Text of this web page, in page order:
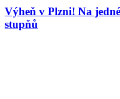
Výheň v Plzni! Na
stupňů